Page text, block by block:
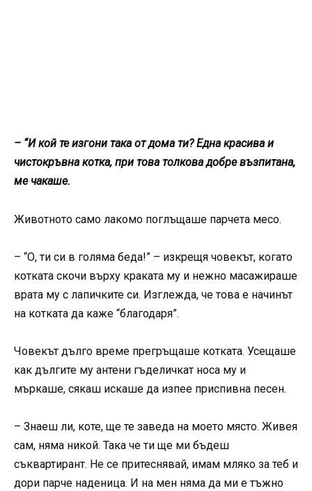
– “И кой те изгони така от дома ти? Една красива и
чистокръвна котка, при това толкова добре възпитана,
ме чакаше.
Животното само лакомо поглъщаше парчета месо.
– “О, ти си в голяма беда!” – изкрещя човекът, когато
котката скочи върху краката му и нежно масажираше
врата му с лапичките си. Изглежда, че това е начинът
на котката да каже “благодаря”.
Човекът дълго време прегръщаше котката. Усещаше
как дългите му антени гъделичкат носа му и
мъркаше, сякаш искаше да изпее приспивна песен.
– Знаеш ли, коте, ще те заведа на моето място. Живея
сам, няма никой. Така че ти ще ми бъдеш
съквартирант. Не се притеснявай, имам мляко за теб и
дори парче наденица. И на мен няма да ми е тъжно